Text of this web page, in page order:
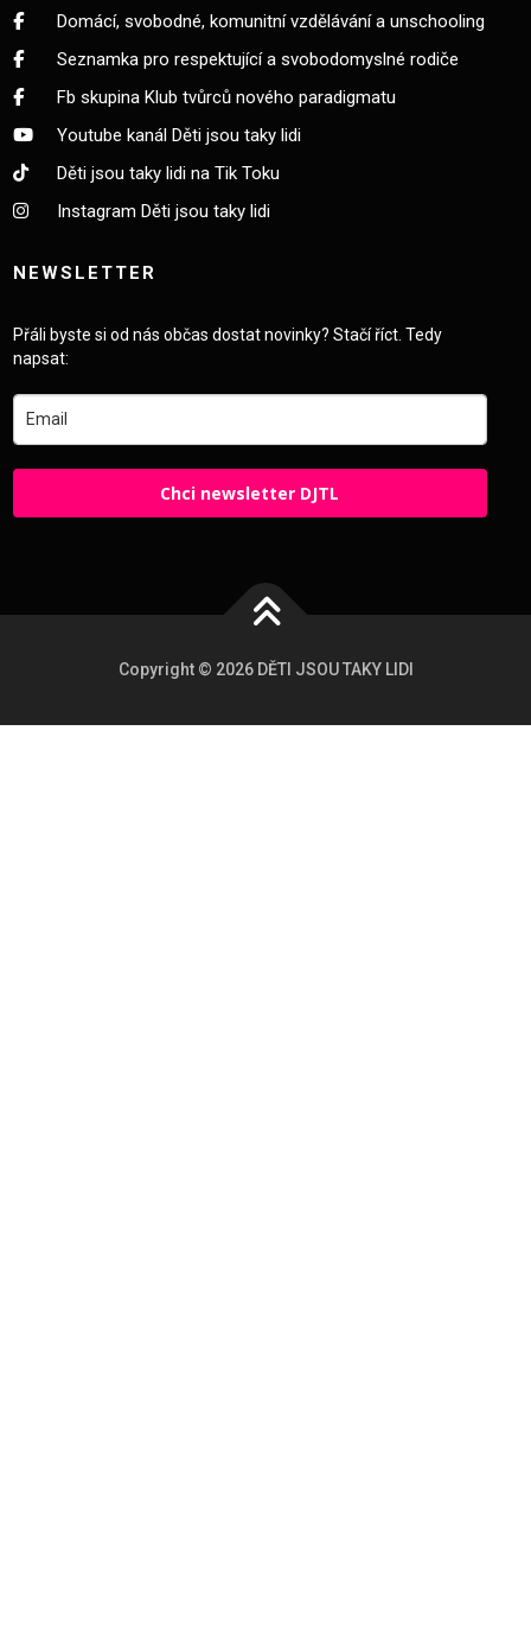
Domácí, svobodné, komunitní vzdělávání a unschooling
Seznamka pro respektující a svobodomyslné rodiče
Fb skupina Klub tvůrců nového paradigmatu
Youtube kanál Děti jsou taky lidi
Děti jsou taky lidi na Tik Toku
Instagram Děti jsou taky lidi
NEWSLETTER
Přáli byste si od nás občas dostat novinky? Stačí říct. Tedy
napsat:
Chci newsletter DJTL
Copyright © 2026 DĚTI JSOU TAKY LIDI